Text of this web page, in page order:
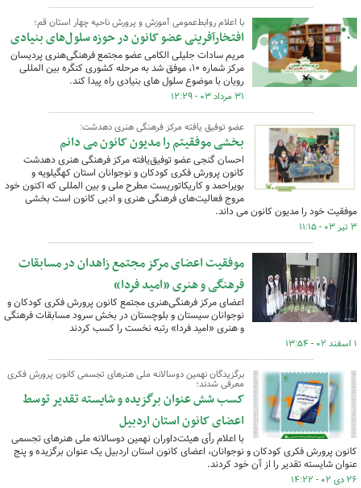
با اعلام روابط‌عمومی آموزش و پرورش ناحیه چهار استان قم؛
افتخارآفرینی عضو کانون در حوزه سلول‌های بنیادی
مریم سادات جلیلی الکامی عضو مجتمع فرهنگی‌هنری پردیسان
مرکز شماره ۱۰، موفق شد به مرحله کشوری کنگره بین المللی
رویان با موضوع سلول های بنیادی راه پیدا کند.
۳۱ مرداد ۰۳ - ۱۲:۲۹
عضو توفیق یافته مرکز فرهنگی هنری دهدشت:
بخشی موفقیتم را مدیون کانون می دانم
احسان گنجی عضو توفیق‌یافته مرکز فرهنگی هنری دهدشت
کانون پرورش فکری کودکان و نوجوانان استان کهگیلویه و
بویراحمد و کاریکاتوریست مطرح ملی و بین المللی که اکنون خود
مروج فعالیت‌های فرهنگی هنری و ادبی کانون است بخشی
موفقیت خود را مدیون کانون می داند.
۳ تیر ۰۳ - ۱۱:۱۵
موفقیت اعضای مرکز مجتمع زاهدان در مسابقات
فرهنگی و هنری «امید فردا»
اعضای مرکز فرهنگی‌هنری مجتمع کانون پرورش فکری کودکان و
نوجوانان سیستان و بلوچستان در بخش سرود مسابقات فرهنگی
و هنری «امید فردا» رتبه نخست را کسب کردند
۱ اسفند ۰۲ - ۱۳:۵۴
برگزیدگان نهمین دوسالانه ملی هنرهای تجسمی کانون پرورش فکری
معرفی شدند؛
کسب شش عنوان برگزیده و شایسته تقدیر توسط
اعضای کانون استان اردبیل
با اعلام رأی هیئت‌داوران نهمین دوسالانه ملی هنرهای تجسمی
کانون پرورش فکری کودکان و نوجوانان، اعضای کانون استان اردبیل یک عنوان برگزیده و پنج
عنوان شایسته تقدیر را از آن خود کردند.
۲۶ دی ۰۲ - ۱۴:۲۲